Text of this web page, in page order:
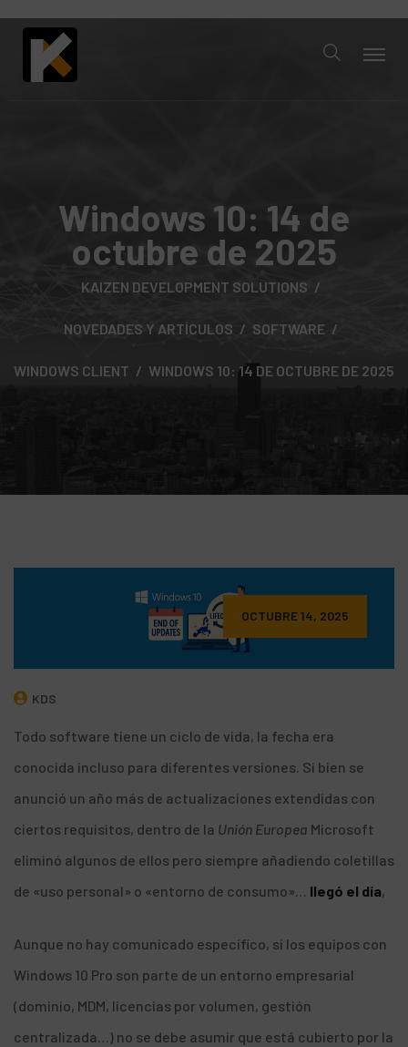
Windows 10: 14 de
octubre de 2025
KAIZEN DEVELOPMENT SOLUTIONS
NOVEDADES Y ARTÍCULOS SOFTWARE
WINDOWS CLIENT WINDOWS 10: 14 DE OCTUBRE DE 2025
OCTUBRE 14, 2025
KDS
Todo software tiene un ciclo de vida, la fecha era
conocida incluso para diferentes versiones. Si bien se
anunció un año más de actualizaciones extendidas con
ciertos requisitos, dentro de la Unión Europea Microsoft
eliminó algunos de ellos pero siempre añadiendo coletillas
de «uso personal» o «entorno de consumo»… llegó el día,
Aunque no hay comunicado específico, si los equipos con
Windows 10 Pro son parte de un entorno empresarial
(dominio, MDM, licencias por volumen, gestión
centralizada…) no se debe asumir que está cubierto por la